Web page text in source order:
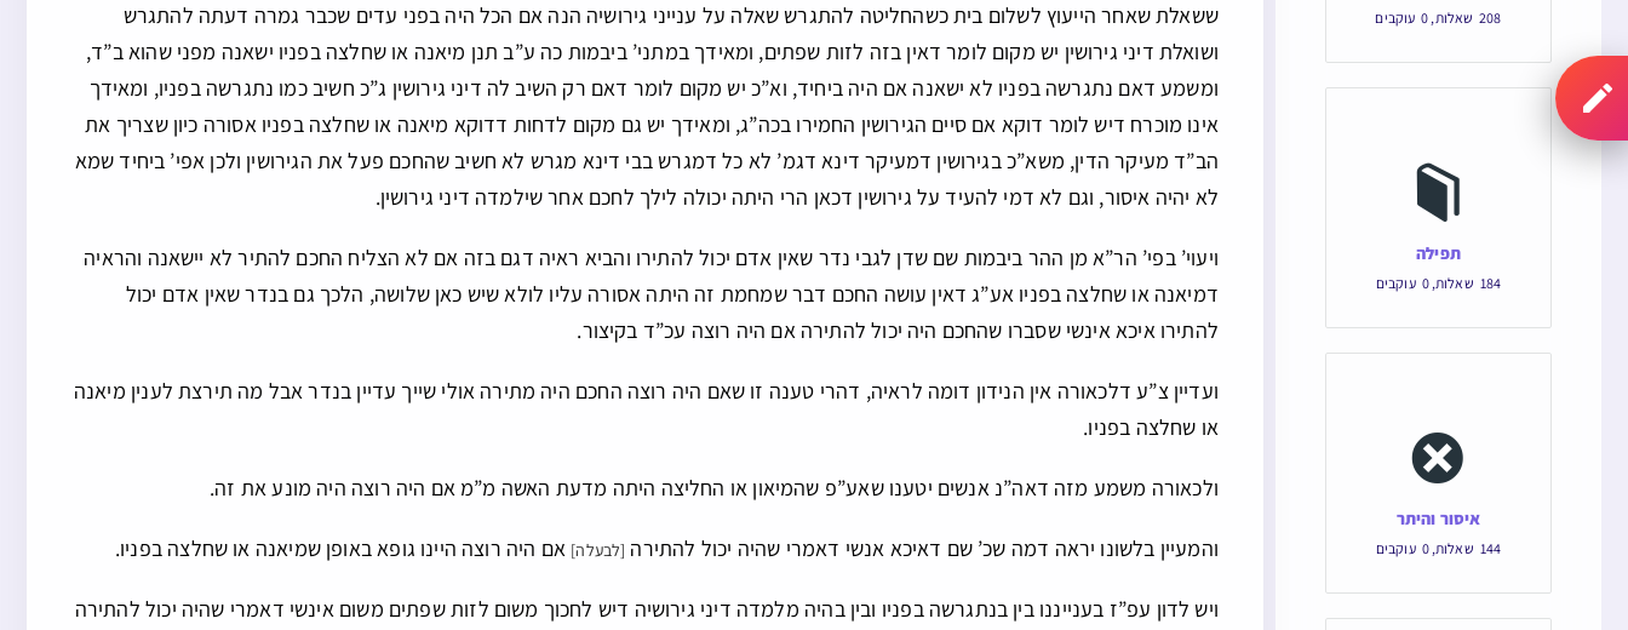
ששאלת שאחר הייעוץ לשלום בית כשהחליטה להתגרש שאלה על ענייני גירושיה הנה אם הכל היה בפני עדים שכבר גמרה דעתה להתגרש
ושואלת דיני גירושין יש מקום לומר דאין בזה לזות שפתים, ומאידך במתני’ ביבמות כה ע”ב תנן מיאנה או שחלצה בפניו ישאנה מפני שהוא ב”ד,
ומשמע דאם נתגרשה בפניו לא ישאנה אם היה ביחיד, וא”כ יש מקום לומר דאם רק השיב לה דיני גירושין ג”כ חשיב כמו נתגרשה בפניו, ומאידך
אינו מוכרח דיש לומר דוקא אם סיים הגירושין החמירו בכה”ג, ומאידך יש גם מקום לדחות דדוקא מיאנה או שחלצה בפניו אסורה כיון שצריך את
הב”ד מעיקר הדין, משא”כ בגירושין דמעיקר דינא דגמ’ לא כל דמגרש בבי דינא מגרש לא חשיב שהחכם פעל את הגירושין ולכן אפי’ ביחיד שמא
לא יהיה איסור, וגם לא דמי להעיד על גירושין דכאן הרי היתה יכולה לילך לחכם אחר שילמדה דיני גירושין.
ויעוי’ בפי’ הר”א מן ההר ביבמות שם שדן לגבי נדר שאין אדם יכול להתירו והביא ראיה דגם בזה אם לא הצליח החכם להתיר לא יישאנה והראיה
דמיאנה או שחלצה בפניו אע”ג דאין עושה החכם דבר שמחמת זה היתה אסורה עליו לולא שיש כאן שלושה, הלכך גם בנדר שאין אדם יכול
להתירו איכא אינשי שסברו שהחכם היה יכול להתירה אם היה רוצה עכ”ד בקיצור.
ועדיין צ”ע דלכאורה אין הנידון דומה לראיה, דהרי טענה זו שאם היה רוצה החכם היה מתירה אולי שייך עדיין בנדר אבל מה תירצת לענין מיאנה
או שחלצה בפניו.
ולכאורה משמע מזה דאה”נ אנשים יטענו שאע”פ שהמיאון או החליצה היתה מדעת האשה מ”מ אם היה רוצה היה מונע את זה.
והמעיין בלשונו יראה דמה שכ’ שם דאיכא אנשי דאמרי שהיה יכול להתירה [לבעלה] אם היה רוצה היינו גופא באופן שמיאנה או שחלצה בפניו.
ויש לדון עפ”ז בענייננו בין בנתגרשה בפניו ובין בהיה מלמדה דיני גירושיה דיש לחכוך משום לזות שפתים משום אינשי דאמרי שהיה יכול להתירה
208 שאלות,
0 עוקבים
תפילה
184 שאלות,
0 עוקבים
איסור והיתר
144 שאלות,
0 עוקבים